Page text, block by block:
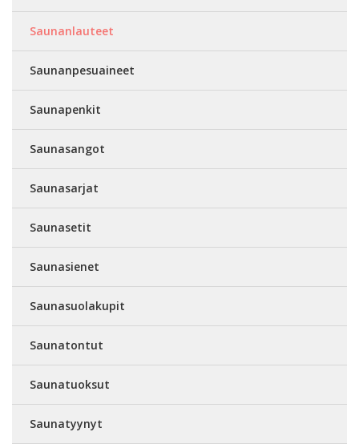
Saunanlauteet
Saunanpesuaineet
Saunapenkit
Saunasangot
Saunasarjat
Saunasetit
Saunasienet
Saunasuolakupit
Saunatontut
Saunatuoksut
Saunatyynyt